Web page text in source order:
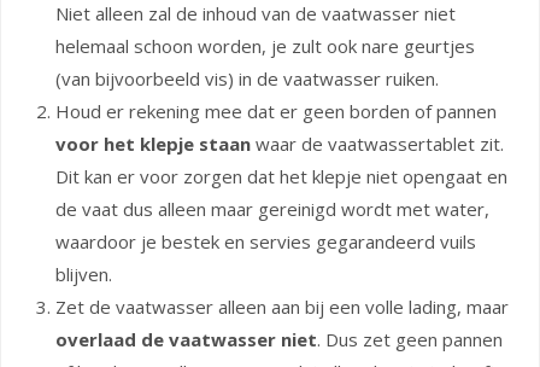
Niet alleen zal de inhoud van de vaatwasser niet
helemaal schoon worden, je zult ook nare geurtjes
(van bijvoorbeeld vis) in de vaatwasser ruiken.
Houd er rekening mee dat er geen borden of pannen
voor het klepje staan waar de vaatwassertablet zit.
Dit kan er voor zorgen dat het klepje niet opengaat en
de vaat dus alleen maar gereinigd wordt met water,
waardoor je bestek en servies gegarandeerd vuils
blijven.
Zet de vaatwasser alleen aan bij een volle lading, maar
overlaad de vaatwasser niet. Dus zet geen pannen